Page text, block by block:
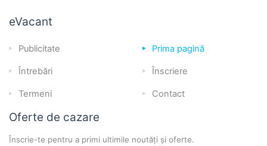
eVacant
Publicitate Prima pagină
Întrebări Înscriere
Termeni Contact
Oferte de cazare
Înscrie-te pentru a primi ultimile noutăți și oferte.